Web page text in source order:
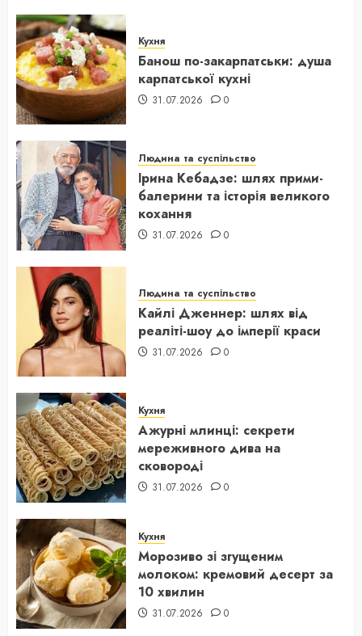
Кухня
Банош по-закарпатськи: душа
карпатської кухні
31.07.2026 0
Людина та суспільство
Ірина Кебадзе: шлях прими-
балерини та історія великого
кохання
31.07.2026 0
Людина та суспільство
Кайлі Дженнер: шлях від
реаліті-шоу до імперії краси
31.07.2026 0
Кухня
Ажурні млинці: секрети
мереживного дива на
сковороді
31.07.2026 0
Кухня
Морозиво зі згущеним
молоком: кремовий десерт за
10 хвилин
31.07.2026 0